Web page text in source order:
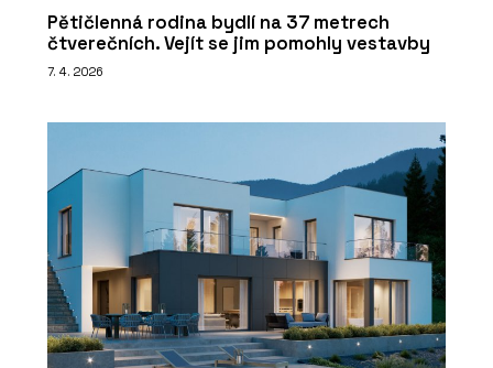
Pětičlenná rodina bydlí na 37 metrech
čtverečních. Vejít se jim pomohly vestavby
7. 4. 2026